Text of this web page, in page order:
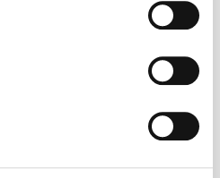
sospenderà
attività
sarà alleore
con la